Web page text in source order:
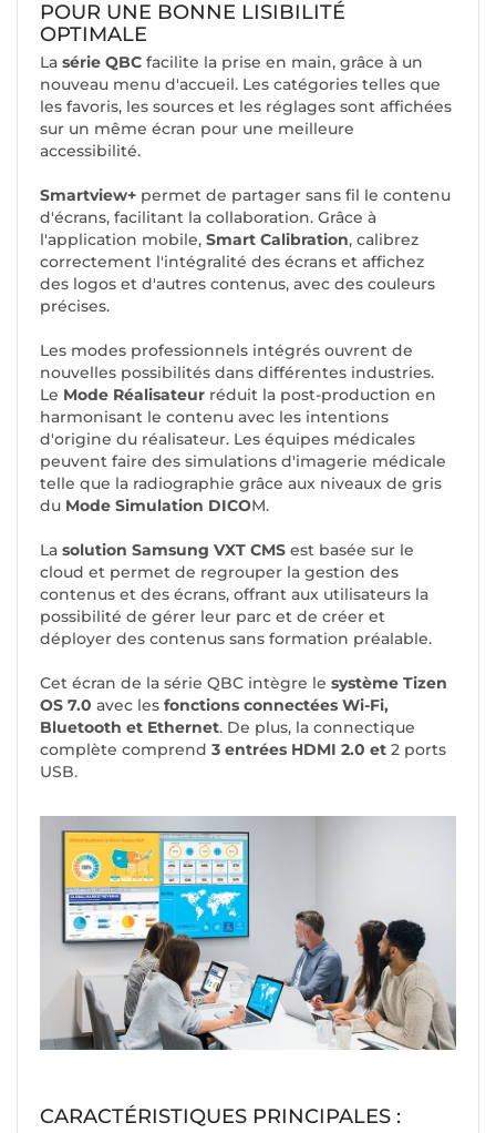
POUR UNE BONNE LISIBILITÉ
OPTIMALE
La série QBC facilite la prise en main, grâce à un
nouveau menu d'accueil. Les catégories telles que
les favoris, les sources et les réglages sont affichées
sur un même écran pour une meilleure
accessibilité.
Smartview+ permet de partager sans fil le contenu
d'écrans, facilitant la collaboration. Grâce à
l'application mobile, Smart Calibration, calibrez
correctement l'intégralité des écrans et affichez
des logos et d'autres contenus, avec des couleurs
précises.
Les modes professionnels intégrés ouvrent de
nouvelles possibilités dans différentes industries.
Le Mode Réalisateur réduit la post-production en
harmonisant le contenu avec les intentions
d'origine du réalisateur. Les équipes médicales
peuvent faire des simulations d'imagerie médicale
telle que la radiographie grâce aux niveaux de gris
du Mode Simulation DICOM.
La solution Samsung VXT CMS est basée sur le
cloud et permet de regrouper la gestion des
contenus et des écrans, offrant aux utilisateurs la
possibilité de gérer leur parc et de créer et
déployer des contenus sans formation préalable.
Cet écran de la série QBC intègre le système Tizen
OS 7.0 avec les fonctions connectées Wi-Fi,
Bluetooth et Ethernet. De plus, la connectique
complète comprend 3 entrées HDMI 2.0 et 2 ports
USB.
CARACTÉRISTIQUES PRINCIPALES :